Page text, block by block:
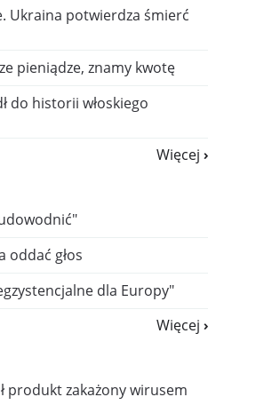
Ukraina potwierdza śmierć
pieniądze, znamy kwotę
do historii włoskiego
Więcej
oddać głos
dla Europy"
Więcej
produkt zakażony wirusem